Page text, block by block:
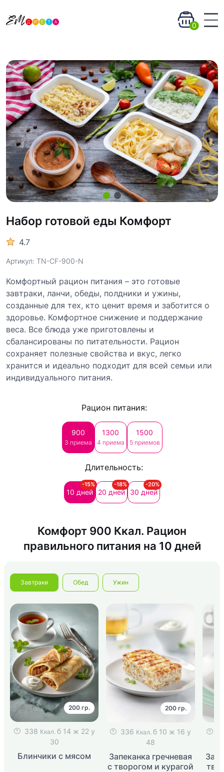
0
Набор готовой еды Комфорт
4.7
Артикул: TN-CF-900-N
Комфортный рацион питания – это готовые
завтраки, ланчи, обеды, полдники и ужины,
созданные для тех, кто ценит время и заботится о
здоровье. Комфортное снижение и поддержание
веса. Все блюда уже приготовлены и
сбалансированы по питательности. Рацион
сохраняет полезные свойства и вкус, легко
хранится и идеально подходит для всей семьи или
индивидуального питания.
Рацион питания:
900
3 приема
1300
4 приема
1500
5 приемов
Длительность:
-15%
10 дней
-18%
20 дней
-20%
30 дней
Комфорт 900 Ккал. Рацион
правильного питания на 10 дней
Завтраки Обед Ужин
200 гр.
338 Ккал.б 14 ж 22 у
30
Блинчики с мясом
200 гр.
336 Ккал.б 10 ж 16 у
48
Запеканка гречневая
с творогом и курагой